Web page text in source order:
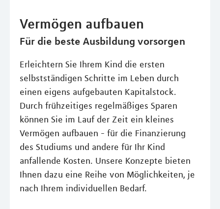
Vermögen aufbauen
Für die beste Ausbildung vorsorgen
Erleichtern Sie Ihrem Kind die ersten
selbstständigen Schritte im Leben durch
einen eigens aufgebauten Kapitalstock.
Durch frühzeitiges regelmäßiges Sparen
können Sie im Lauf der Zeit ein kleines
Vermögen aufbauen - für die Finanzierung
des Studiums und andere für Ihr Kind
anfallende Kosten. Unsere Konzepte bieten
Ihnen dazu eine Reihe von Möglichkeiten, je
nach Ihrem individuellen Bedarf.